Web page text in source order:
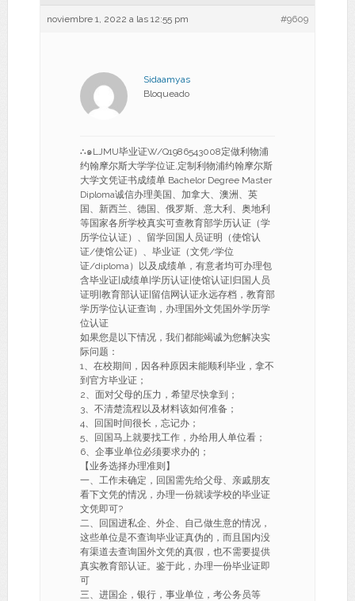
noviembre 1, 2022 a las 12:55 pm #9609
Sidaamyas
Bloqueado
∴๑LJMU毕业证W/Q1986543008定做利物浦
约翰摩尔斯大学学位证,定制利物浦约翰摩尔斯
大学文凭证书成绩单 Bachelor Degree Master
Diploma诚信办理美国、加拿大、澳洲、英
国、新西兰、德国、俄罗斯、意大利、奥地利
等国家各所学校真实可查教育部学历认证（学
历学位认证）、留学回国人员证明（使馆认
证/使馆公证）、毕业证（文凭/学位
证/diploma）以及成绩单，有意者均可办理包
含毕业证|成绩单|学历认证|使馆认证|归国人员
证明|教育部认证|留信网认证永远存档，教育部
学历学位认证查询，办理国外文凭国外学历学
位认证
如果您是以下情况，我们都能竭诚为您解决实
际问题：
1、在校期间，因各种原因未能顺利毕业，拿不
到官方毕业证；
2、面对父母的压力，希望尽快拿到；
3、不清楚流程以及材料该如何准备；
4、回国时间很长，忘记办；
5、回国马上就要找工作，办给用人单位看；
6、企事业单位必须要求办的；
【业务选择办理准则】
一、工作未确定，回国需先给父母、亲戚朋友
看下文凭的情况，办理一份就读学校的毕业证
文凭即可?
二、回国进私企、外企、自己做生意的情况，
这些单位是不查询毕业证真伪的，而且国内没
有渠道去查询国外文凭的真假，也不需要提供
真实教育部认证。鉴于此，办理一份毕业证即
可
三、进国企，银行，事业单位，考公务员等